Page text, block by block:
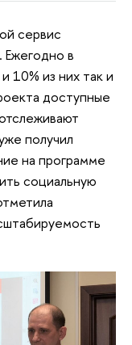
сервис
Ежегодно в
10% из них так и
доступные
получил
на программе
социальную